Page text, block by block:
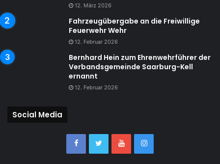
12. März 2026
Fahrzeugübergabe an die Freiwillige
Feuerwehr Wehr
12. Februar 2026
Bernhard Hein zum Ehrenwehrführer der
Verbandsgemeinde Saarburg-Kell
ernannt
12. Februar 2026
Social Media